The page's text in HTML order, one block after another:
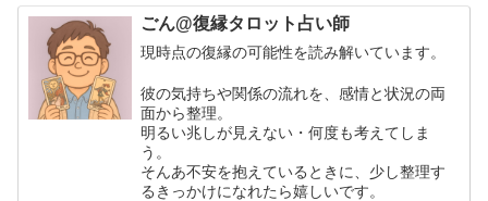
ごん@復縁タロット占い師
現時点の復縁の可能性を読み解いています。
彼の気持ちや関係の流れを、感情と状況の両
面から整理。
明るい兆しが見えない・何度も考えてしま
う。
そんあ不安を抱えているときに、少し整理す
るきっかけになれたら嬉しいです。